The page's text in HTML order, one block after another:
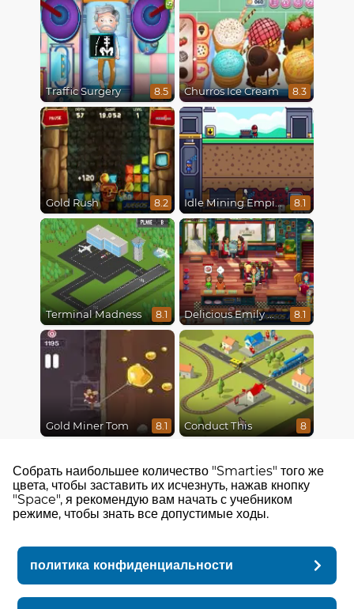
Traffic Surgery 8.5 Churros Ice Cream 8.3
Gold Rush 8.2 Idle Mining Empire 8.1
Terminal Madness 8.1 Delicious Emily New Beginning 8.1
Gold Miner Tom 8.1 Conduct This 8
Собрать наибольшее количество "Smarties" того же
цвета, чтобы заставить их исчезнуть, нажав кнопку
"Space", я рекомендую вам начать с учебником
режиме, чтобы знать все допустимые ходы.
политика конфиденциальности